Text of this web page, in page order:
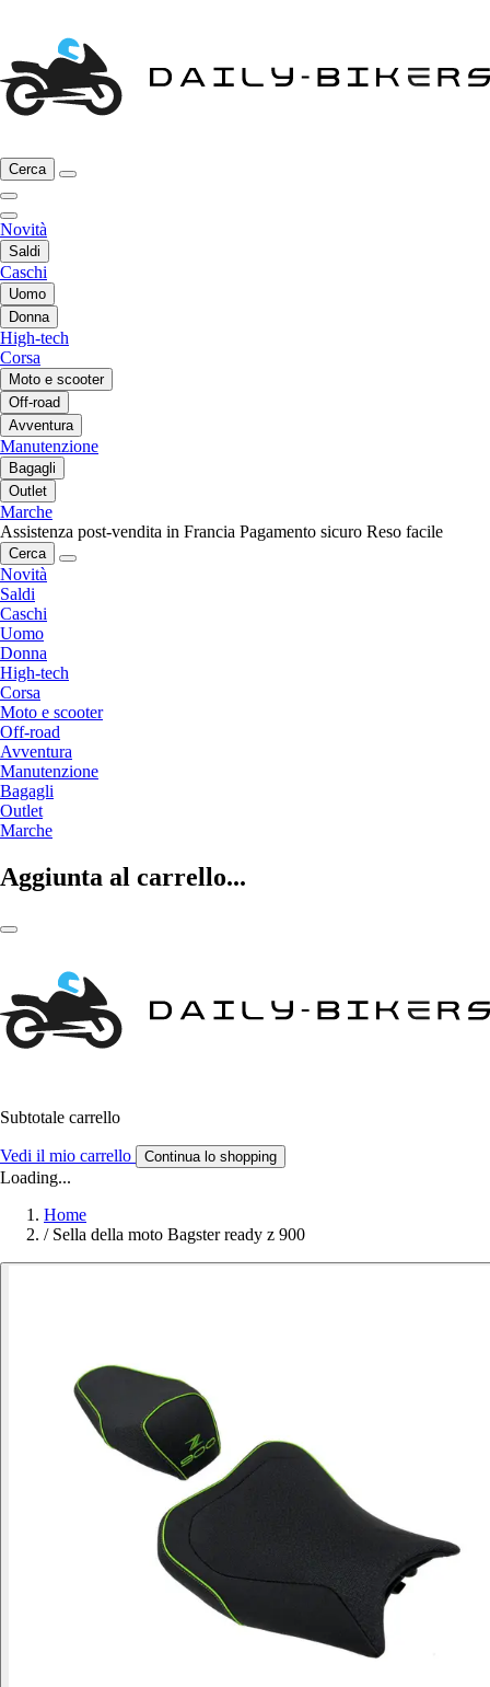
Cerca
Novità
Saldi
Caschi
Uomo
Donna
High-tech
Corsa
Moto e scooter
Off-road
Avventura
Manutenzione
Bagagli
Outlet
Marche
Assistenza post-vendita in Francia Pagamento sicuro Reso facile
Cerca
Novità
Saldi
Caschi
Uomo
Donna
High-tech
Corsa
Moto e scooter
Off-road
Avventura
Manutenzione
Bagagli
Outlet
Marche
Aggiunta al carrello...
Subtotale carrello
Vedi il mio carrello Continua lo shopping
Loading...
Home
/ Sella della moto Bagster ready z 900